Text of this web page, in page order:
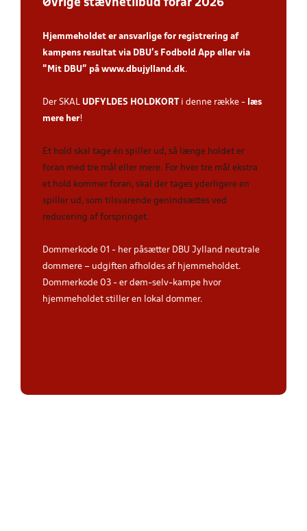
Øvrige stævnetilbud forår 2026
Hjemmeholdet er ansvarlige for registrering af
kampens resultat via DBU’s Fodbold App eller via
”Mit DBU” på www.dbujylland.dk.
Der SKAL UDFYLDES HOLDKORTi denne række - læs
mere her!
Et hold skal tage én spiller ud, så længe holdet er
foran med tre mål eller mere. For hver tre mål ekstra
et hold kommer foran, skal der tages yderligere en
spiller ud, som tilsvarende genindsættes ved
reducering af forspringet.
Dommerkode 01 - her påsætter DBU Jylland neutrale
dommere – udgiften afholdes af hjemmeholdet.
Dommerkode 03 - er døm-selv-kampe hvor
hjemmeholdet stiller en lokal dommer.